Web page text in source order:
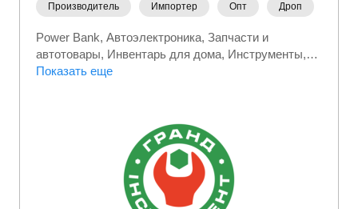
Производитель Импортер Опт Дроп
Power Bank Автоэлектроника Запчасти и
автотовары Инвентарь для дома Инструменты
Расходные материалы для инструментов
Электроинструмент
Показать еще